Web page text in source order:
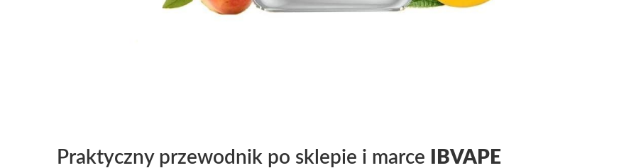
Praktyczny przewodnik po sklepie i marce IBVAPE